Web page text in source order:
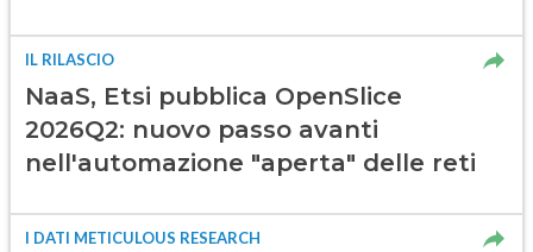
IL RILASCIO
NaaS, Etsi pubblica OpenSlice
2026Q2: nuovo passo avanti
nell'automazione "aperta" delle reti
I DATI METICULOUS RESEARCH